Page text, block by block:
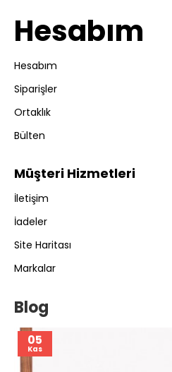
Hesabım
Hesabım
Siparişler
Ortaklık
Bülten
Müşteri Hizmetleri
İletişim
İadeler
Site Haritası
Markalar
Blog
05
Kas